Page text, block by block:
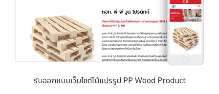
รับออกแบบเว็บไซต์ไม้แปรรูป PP Wood Product